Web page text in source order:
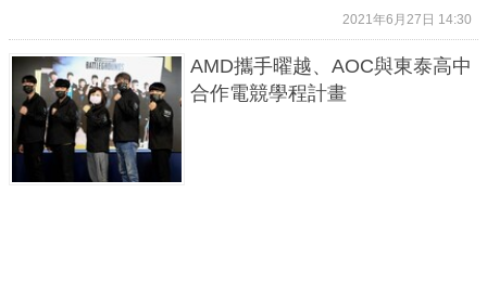
2021年6月27日 14:30
AMD攜手曜越、AOC與東泰高中
合作電競學程計畫